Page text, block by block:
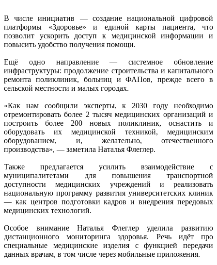
В числе инициатив — создание национальной цифровой
платформы «Здоровье» и единой карты пациента, что
позволит ускорить доступ к медицинской информации и
повысить удобство получения помощи.
Ещё одно направление — системное обновление
инфраструктуры: продолжение строительства и капитального
ремонта поликлиник, больниц и ФАПов, прежде всего в
сельской местности и малых городах.
«Как нам сообщили эксперты, к 2030 году необходимо
отремонтировать более 2 тысяч медицинских организаций и
построить более 200 новых поликлиник, оснастить и
оборудовать их медицинской техникой, медицинским
оборудованием, и, желательно, отечественного
производства», — заметила Наталья Флеглер.
Также предлагается усилить взаимодействие с
муниципалитетами для повышения транспортной
доступности медицинских учреждений и реализовать
национальную программу развития университетских клиник
— как центров подготовки кадров и внедрения передовых
медицинских технологий.
Особое внимание Наталья Флеглер уделила развитию
дистанционного мониторинга здоровья. Речь идёт про
специальные медицинские изделия с функцией передачи
данных врачам, в том числе через мобильные приложения.